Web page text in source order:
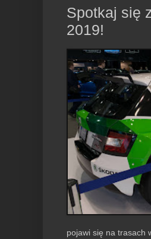
Spotkaj się
2019!
pojawi się na trasach